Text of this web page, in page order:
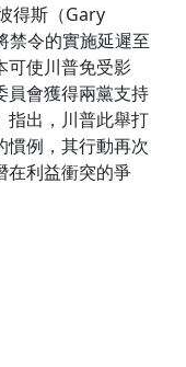
得斯（Gary
禁令的實施延遲至
可使川普免受影
員會獲得兩黨支持
指出，川普此舉打
慣例，其行動再次
在利益衝突的爭